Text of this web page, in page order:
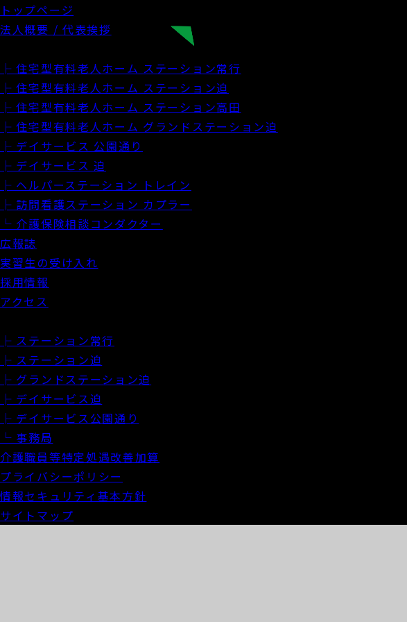
トップページ
法人概要 / 代表挨拶
├ 住宅型有料老人ホーム ステーション常行
├ 住宅型有料老人ホーム ステーション迫
├ 住宅型有料老人ホーム ステーション高田
├ 住宅型有料老人ホーム グランドステーション迫
├ デイサービス 公園通り
├ デイサービス 迫
├ ヘルパーステーション トレイン
├ 訪問看護ステーション カプラー
└ 介護保険相談コンダクター
広報誌
実習生の受け入れ
採用情報
アクセス
├ ステーション常行
├ ステーション迫
├ グランドステーション迫
├ デイサービス迫
├ デイサービス公園通り
└ 事務局
介護職員等特定処遇改善加算
プライバシーポリシー
情報セキュリティ基本方針
サイトマップ